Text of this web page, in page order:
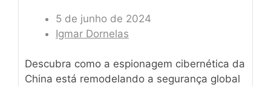
5 de junho de 2024
Igmar Dornelas
Descubra como a espionagem cibernética da
China está remodelando a segurança global